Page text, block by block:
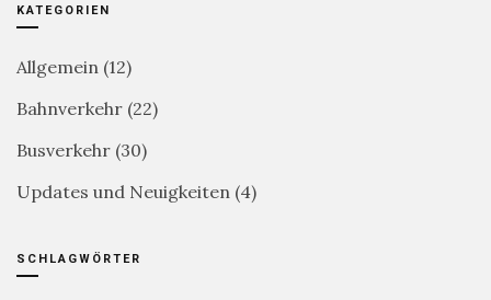
KATEGORIEN
Allgemein (12)
Bahnverkehr (22)
Busverkehr (30)
Updates und Neuigkeiten (4)
SCHLAGWÖRTER